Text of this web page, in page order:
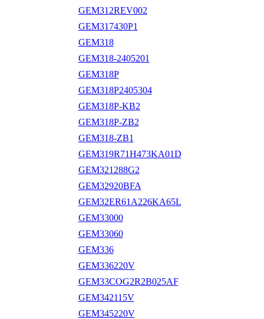
GEM312REV002
GEM317430P1
GEM318
GEM318-2405201
GEM318P
GEM318P2405304
GEM318P-KB2
GEM318P-ZB2
GEM318-ZB1
GEM319R71H473KA01D
GEM321288G2
GEM32920BFA
GEM32ER61A226KA65L
GEM33000
GEM33060
GEM336
GEM336220V
GEM33COG2R2B025AF
GEM342115V
GEM345220V